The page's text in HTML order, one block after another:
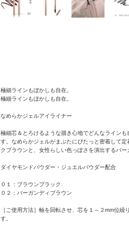
極細ラインもぼかしも自在。
極細ラインもぼかしも自在。
なめらかジェルアイライナー
極細芯＆とろけるような描き心地でどんなライン
す。なめらかジェルがまぶたにぴたっと密着して
クブラウンと、女性らしい色っぽさを演出するバ
ダイヤモンドパウダー・ジュエルパウダー配合
０１：ブラウンブラック
０２：バーガンディブラウン
［ご使用方法］軸を回転させ、芯を１～２mm位
す。